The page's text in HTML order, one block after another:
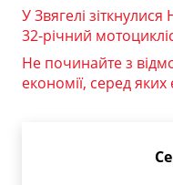
У Звягелі
32-річний
Не починайте з
економії, серед